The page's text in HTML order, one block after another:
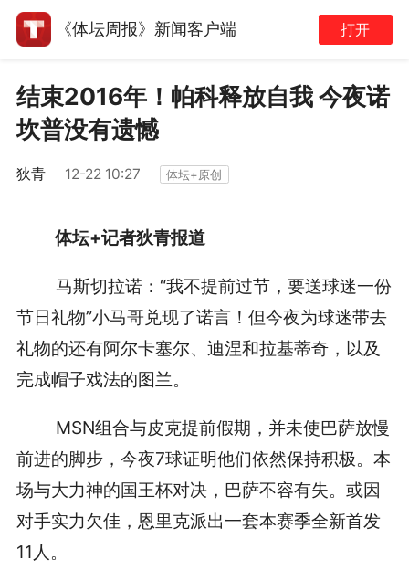
《体坛周报》新闻客户端 打开
结束2016年！帕科释放自我 今夜诺
坎普没有遗憾
狄青 12-22 10:27 体坛+原创
体坛+记者狄青报道
马斯切拉诺：“我不提前过节，要送球迷一份
节日礼物”小马哥兑现了诺言！但今夜为球迷带去
礼物的还有阿尔卡塞尔、迪涅和拉基蒂奇，以及
完成帽子戏法的图兰。
MSN组合与皮克提前假期，并未使巴萨放慢
前进的脚步，今夜7球证明他们依然保持积极。本
场与大力神的国王杯对决，巴萨不容有失。或因
对手实力欠佳，恩里克派出一套本赛季全新首发
11人。